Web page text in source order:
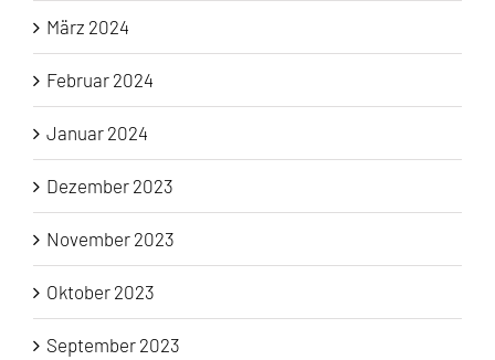
März 2024
Februar 2024
Januar 2024
Dezember 2023
November 2023
Oktober 2023
September 2023